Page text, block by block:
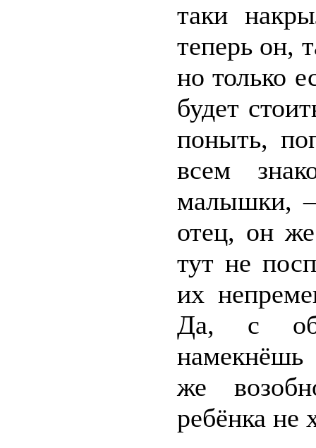
таки
теперь он,
но только
будет
поныть,
всем
малышки, –
отец, он
тут не
их
Да, с
намекнёшь
же
ребёнка не